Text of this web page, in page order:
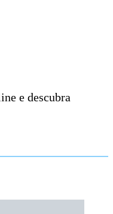
e descubra